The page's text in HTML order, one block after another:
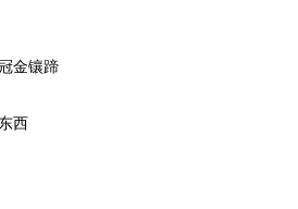
金镶蹄
西